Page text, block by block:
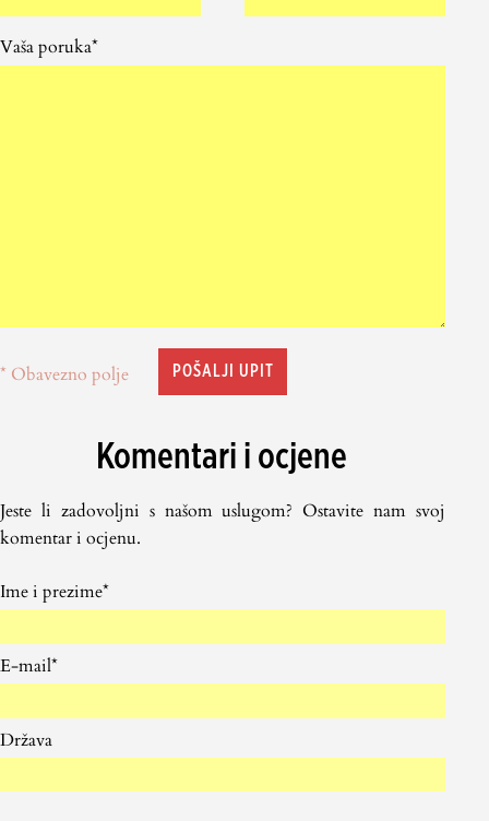
Vaša poruka*
* Obavezno polje
Komentari i ocjene
Jeste li zadovoljni s našom uslugom? Ostavite nam svoj
komentar i ocjenu.
Ime i prezime*
E-mail*
Država